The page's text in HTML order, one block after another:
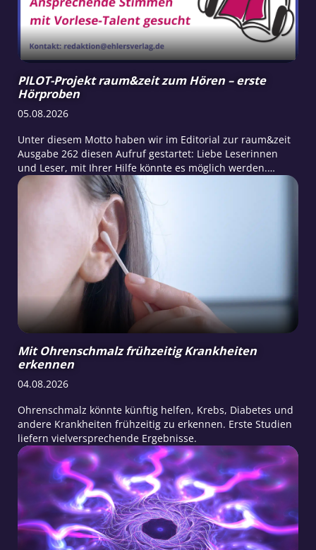
PILOT-Projekt raum&zeit zum Hören – erste
Hörproben
05.08.2026
Unter diesem Motto haben wir im Editorial zur raum&zeit
Ausgabe 262 diesen Aufruf gestartet: Liebe Leserinnen
und Leser, mit Ihrer Hilfe könnte es möglich werden.
raum&zeit zum Hören: im Auto, im Zug, im Café, im
Wartezimmer, beim Staubsaugen, am Strand oder…
Mit Ohrenschmalz frühzeitig Krankheiten
erkennen
04.08.2026
Ohrenschmalz könnte künftig helfen, Krebs, Diabetes und
andere Krankheiten frühzeitig zu erkennen. Erste Studien
liefern vielversprechende Ergebnisse.